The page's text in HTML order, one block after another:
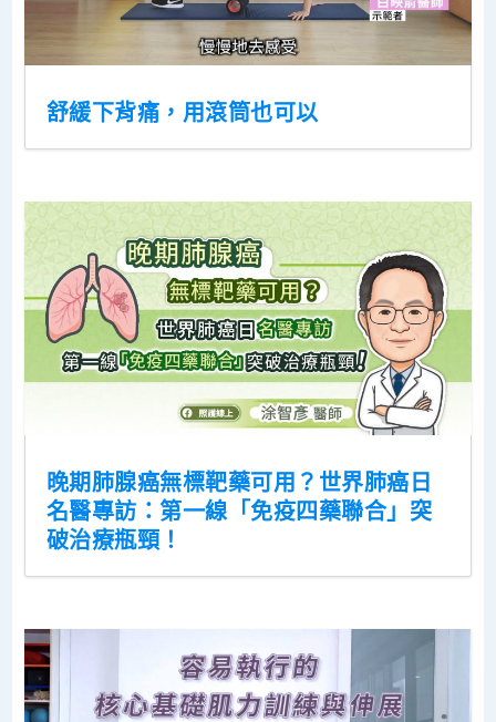
舒緩下背痛，用滾筒也可以
晚期肺腺癌無標靶藥可用？世界肺癌日
名醫專訪：第一線「免疫四藥聯合」突
破治療瓶頸！